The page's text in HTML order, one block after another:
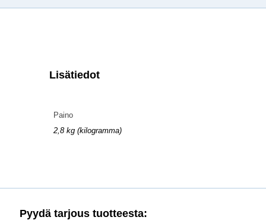
Lisätiedot
Paino
2,8 kg (kilogramma)
Pyydä tarjous tuotteesta: